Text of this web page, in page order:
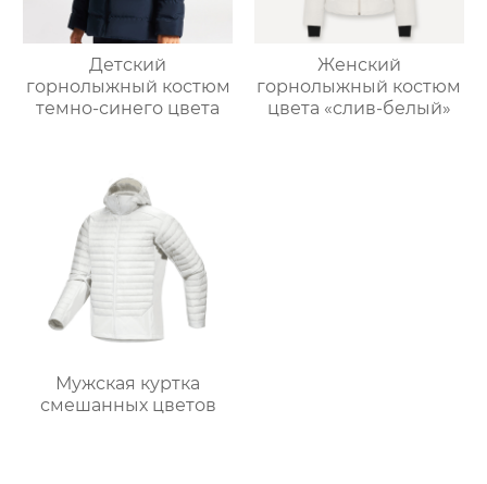
Детский
горнолыжный костюм
темно-синего цвета
Женский
горнолыжный костюм
цвета «слив-белый»
Мужская куртка
смешанных цветов